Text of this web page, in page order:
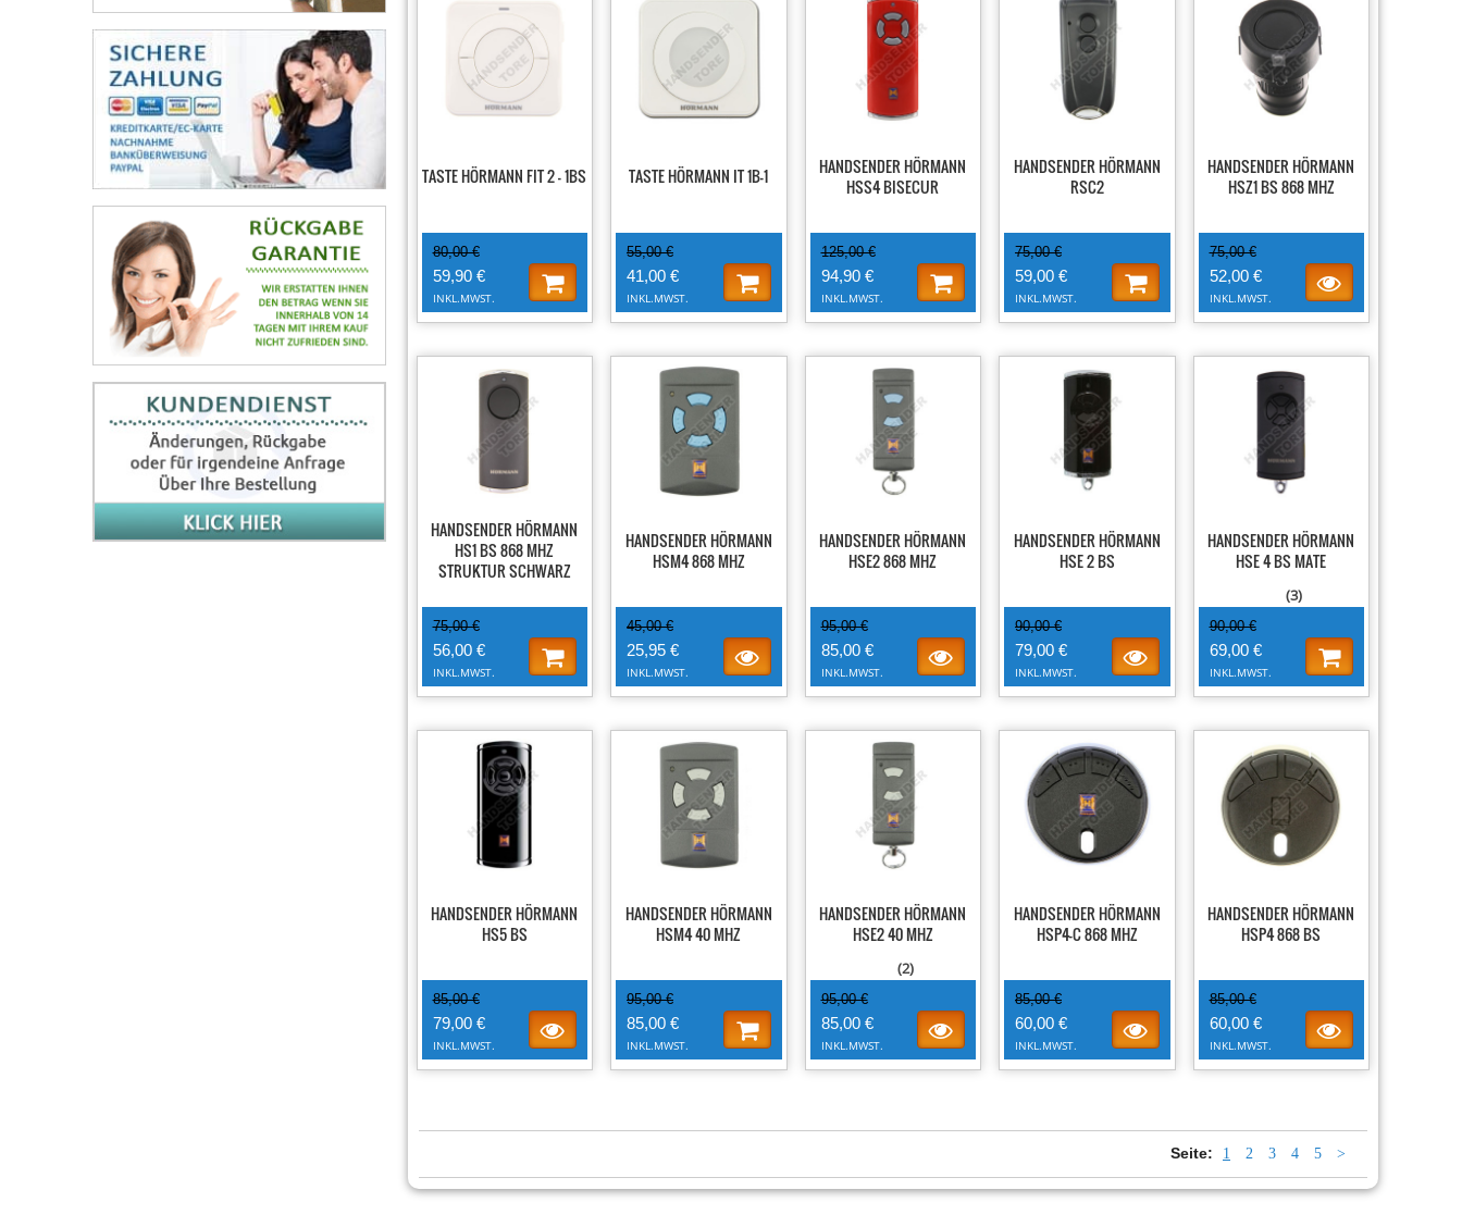
TASTE HÖRMANN FIT 2 - 1BS
80,00 €
59,90 €
INKL.MWST.
-25%
TASTE HÖRMANN IT 1B-1
55,00 €
41,00 €
INKL.MWST.
HANDSENDER HÖRMANN
HSS4 BISECUR
125,00 €
94,90 €
INKL.MWST.
HANDSENDER HÖRMANN
RSC2
75,00 €
59,00 €
INKL.MWST.
HANDSENDER HÖRMANN
HSZ1 BS 868 MHZ
75,00 €
52,00 €
INKL.MWST.
HANDSENDER HÖRMANN
HS1 BS 868 MHZ
STRUKTUR SCHWARZ
75,00 €
56,00 €
INKL.MWST.
HANDSENDER HÖRMANN
HSM4 868 MHZ
45,00 €
25,95 €
INKL.MWST.
HANDSENDER HÖRMANN
HSE2 868 MHZ
95,00 €
85,00 €
INKL.MWST.
HANDSENDER HÖRMANN
HSE 2 BS
90,00 €
79,00 €
INKL.MWST.
HANDSENDER HÖRMANN
HSE 4 BS MATE
(3)
90,00 €
69,00 €
INKL.MWST.
HANDSENDER HÖRMANN
HS5 BS
85,00 €
79,00 €
INKL.MWST.
HANDSENDER HÖRMANN
HSM4 40 MHZ
95,00 €
85,00 €
INKL.MWST.
HANDSENDER HÖRMANN
HSE2 40 MHZ
(2)
95,00 €
85,00 €
INKL.MWST.
HANDSENDER HÖRMANN
HSP4-C 868 MHZ
85,00 €
60,00 €
INKL.MWST.
HANDSENDER HÖRMANN
HSP4 868 BS
85,00 €
60,00 €
INKL.MWST.
Seite: 1 2 3 4 5 >